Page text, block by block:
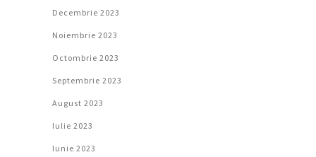
Decembrie 2023
Noiembrie 2023
Octombrie 2023
Septembrie 2023
August 2023
Iulie 2023
Iunie 2023